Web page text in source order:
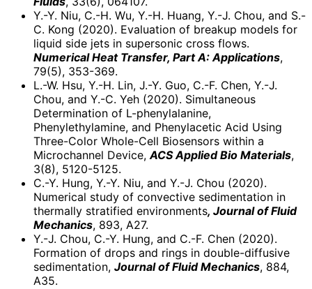
Y.-Y. Niu, C.-H. Wu, Y.-H. Huang, Y.-J. Chou, and S.-
C. Kong (2020). Evaluation of breakup models for
liquid side jets in supersonic cross flows.
Numerical Heat Transfer, Part A: Applications,
79(5), 353-369.
L.-W. Hsu, Y.-H. Lin, J.-Y. Guo, C.-F. Chen, Y.-J.
Chou, and Y.-C. Yeh (2020). Simultaneous
Determination of L-phenylalanine,
Phenylethylamine, and Phenylacetic Acid Using
Three-Color Whole-Cell Biosensors within a
Microchannel Device,ACS Applied Bio Materials,
3(8), 5120-5125.
C.-Y. Hung, Y.-Y. Niu, and Y.-J. Chou (2020).
Numerical study of convective sedimentation in
thermally stratified environments, Journal of Fluid
Mechanics, 893, A27.
Y.-J. Chou, C.-Y. Hung, and C.-F. Chen (2020).
Formation of drops and rings in double-diffusive
sedimentation, Journal of Fluid Mechanics, 884,
A35.